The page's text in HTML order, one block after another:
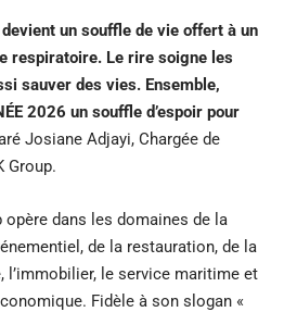
un souffle de vie offert à un
respiratoire. Le rire soigne les
sauver des vies. Ensemble,
2026 un souffle d’espoir pour
Josiane Adjayi, Chargée de
Group.
opère dans les domaines de la
de la restauration, de la
l’immobilier, le service maritime et
Fidèle à son slogan «